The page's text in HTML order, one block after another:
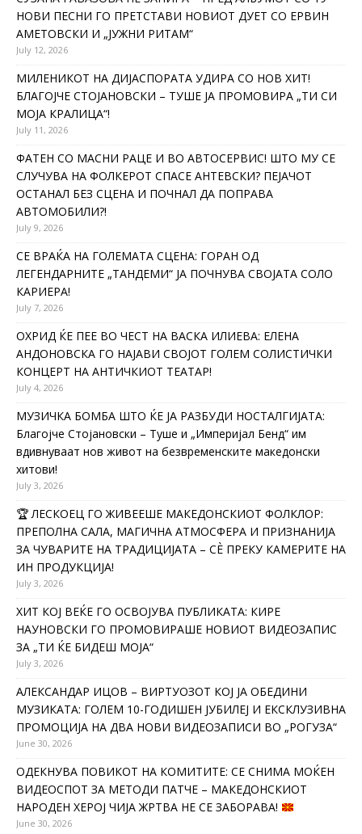
НОВИ ПЕСНИ ГО ПРЕТСТАВИ НОВИОТ ДУЕТ СО ЕРВИН
АМЕТОВСКИ И „ЈУЖНИ РИТАМ“
July 12, 2026
МИЛЕНИКОТ НА ДИЈАСПОРАТА УДИРА СО НОВ ХИТ!
БЛАГОЈЧЕ СТОЈАНОВСКИ – ТУШЕ ЈА ПРОМОВИРА „ТИ СИ
МОЈА КРАЛИЦА“!
July 11, 2026
ФАТЕН СО МАСНИ РАЦЕ И ВО АВТОСЕРВИС! ШТО МУ СЕ
СЛУЧУВА НА ФОЛКЕРОТ СПАСЕ АНТЕВСКИ? ПЕЈАЧОТ
ОСТАНАЛ БЕЗ СЦЕНА И ПОЧНАЛ ДА ПОПРАВА
АВТОМОБИЛИ?!
July 9, 2026
СЕ ВРАЌА НА ГОЛЕМАТА СЦЕНА: ГОРАН ОД
ЛЕГЕНДАРНИТЕ „ТАНДЕМИ“ ЈА ПОЧНУВА СВОЈАТА СОЛО
КАРИЕРА!
July 7, 2026
ОХРИД ЌЕ ПЕЕ ВО ЧЕСТ НА ВАСКА ИЛИЕВА: ЕЛЕНА
АНДОНОВСКА ГО НАЈАВИ СВОЈОТ ГОЛЕМ СОЛИСТИЧКИ
КОНЦЕРТ НА АНТИЧКИОТ ТЕАТАР!
July 4, 2026
МУЗИЧКА БОМБА ШТО ЌЕ ЈА РАЗБУДИ НОСТАЛГИЈАТА:
Благојче Стојановски – Туше и „Империјал Бенд“ им
вдивнуваат нов живот на безвременските македонски
хитови!
July 3, 2026
🏆 ЛЕСКОЕЦ ГО ЖИВЕЕШЕ МАКЕДОНСКИОТ ФОЛКЛОР:
ПРЕПОЛНА САЛА, МАГИЧНА АТМОСФЕРА И ПРИЗНАНИЈА
ЗА ЧУВАРИТЕ НА ТРАДИЦИЈАТА – СÈ ПРЕКУ КАМЕРИТЕ НА
ИН ПРОДУКЦИЈА!
July 3, 2026
ХИТ КОЈ ВЕЌЕ ГО ОСВОЈУВА ПУБЛИКАТА: КИРЕ
НАУНОВСКИ ГО ПРОМОВИРАШЕ НОВИОТ ВИДЕОЗАПИС
ЗА „ТИ ЌЕ БИДЕШ МОЈА“
July 3, 2026
АЛЕКСАНДАР ИЦОВ – ВИРТУОЗОТ КОЈ ЈА ОБЕДИНИ
МУЗИКАТА: ГОЛЕМ 10-ГОДИШЕН ЈУБИЛЕЈ И ЕКСКЛУЗИВНА
ПРОМОЦИЈА НА ДВА НОВИ ВИДЕОЗАПИСИ ВО „РОГУЗА“
June 30, 2026
ОДЕКНУВА ПОВИКОТ НА КОМИТИТЕ: СЕ СНИМА МОЌЕН
ВИДЕОСПОТ ЗА МЕТОДИ ПАТЧЕ – МАКЕДОНСКИОТ
НАРОДЕН ХЕРОЈ ЧИЈА ЖРТВА НЕ СЕ ЗАБОРАВА!
June 30, 2026